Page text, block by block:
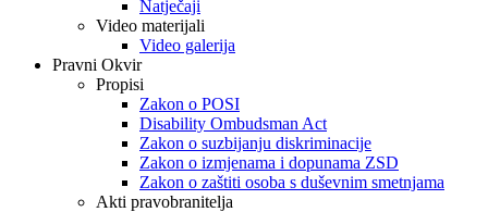
Natječaji
Video materijali
Video galerija
Pravni Okvir
Propisi
Zakon o POSI
Disability Ombudsman Act
Zakon o suzbijanju diskriminacije
Zakon o izmjenama i dopunama ZSD
Zakon o zaštiti osoba s duševnim smetnjama
Akti pravobranitelja